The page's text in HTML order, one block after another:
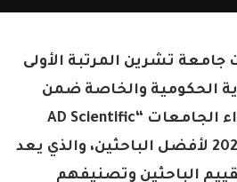
تشرين المرتبة الأولى
الحكومية والخاصة ضمن
التصنيف العالمي لأداء الجامعات “AD Scientific
Index” للعام 2022- 2023 لأفضل الباحثين، والذي يعد
الباحثين وتصنيفهم